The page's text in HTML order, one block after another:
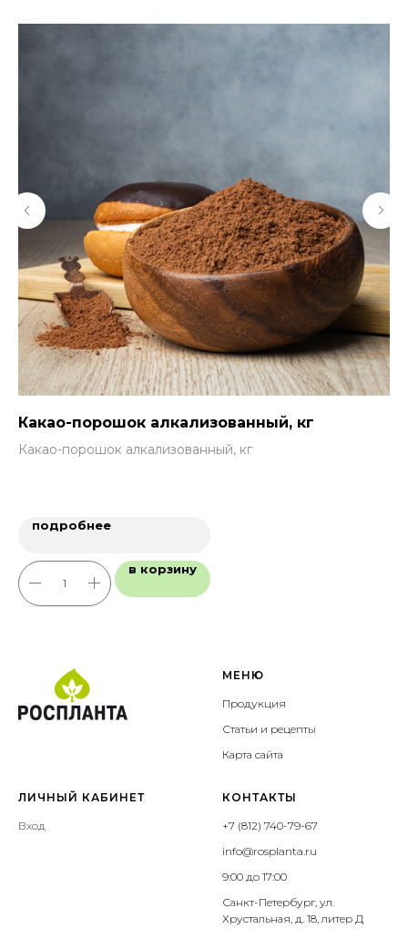
Какао-порошок алкализованный, кг
Какао-порошок алкализованный, кг
подробнее
в корзину
МЕНЮ
Продукция
Статьи и рецепты
Карта сайта
ЛИЧНЫЙ КАБИНЕТ
Вход
КОНТАКТЫ
+7 (812) 740-79-67
info@rosplanta.ru
9:00 до 17:00
Санкт-Петербург, ул.
Хрустальная, д. 18, литер Д